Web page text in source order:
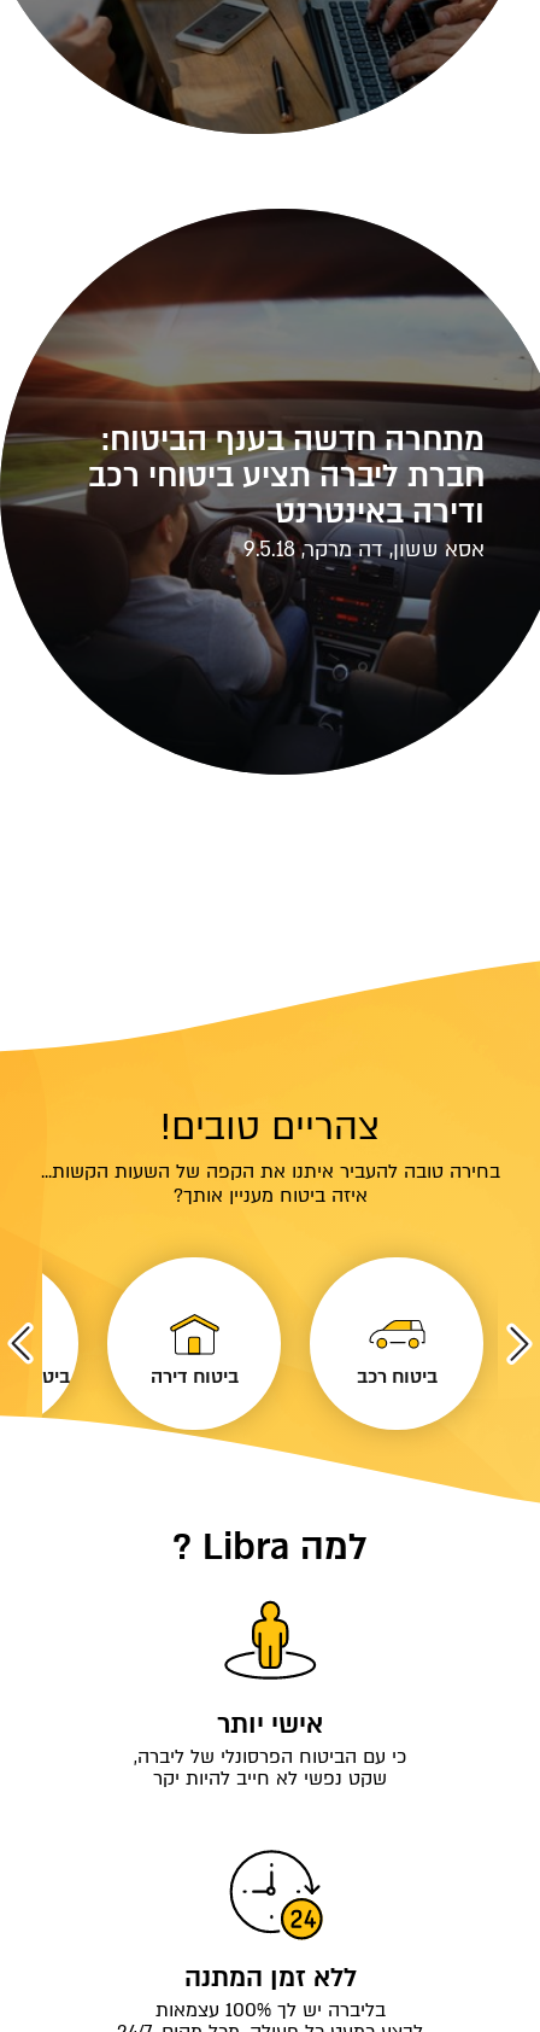
מתחרה חדשה בענף הביטוח:
חברת ליברה תציע ביטוחי רכב
ודירה באינטרנט
אסא ששון, דה מרקר, 9.5.18
צהריים טובים!
בחירה טובה להעביר איתנו את הקפה של השעות הקשות...
איזה ביטוח מעניין אותך?
ביטוח רכב ביטוח דירה ביטוח
למה Libra ?
אישי יותר
כי עם הביטוח הפרסונלי של ליברה,
שקט נפשי לא חייב להיות יקר
ללא זמן המתנה
בליברה יש לך 100% עצמאות